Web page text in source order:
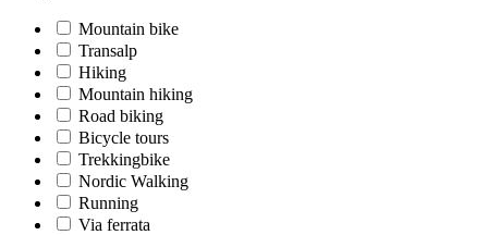
Mountain bike
Transalp
Hiking
Mountain hiking
Road biking
Bicycle tours
Trekkingbike
Nordic Walking
Running
Via ferrata